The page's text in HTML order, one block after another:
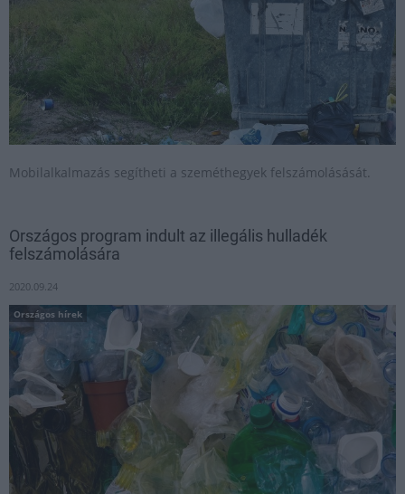
Mobilalkalmazás segítheti a szeméthegyek felszámolásását.
Országos program indult az illegális hulladék
felszámolására
2020.09.24
Országos hírek